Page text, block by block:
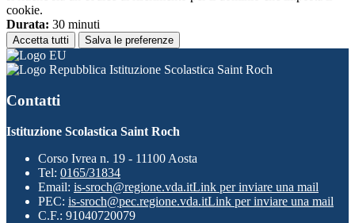
cookie.
Durata: 30 minuti
Accetta tutti Salva le preferenze
Istituzione Scolastica Saint Roch
Contatti
Istituzione Scolastica Saint Roch
Corso Ivrea n. 19 - 11100 Aosta
Tel: 0165/31834
Email: is-sroch@regione.vda.itLink per inviare una mail
PEC: is-sroch@pec.regione.vda.itLink per inviare una mail
C.F.: 91040720079